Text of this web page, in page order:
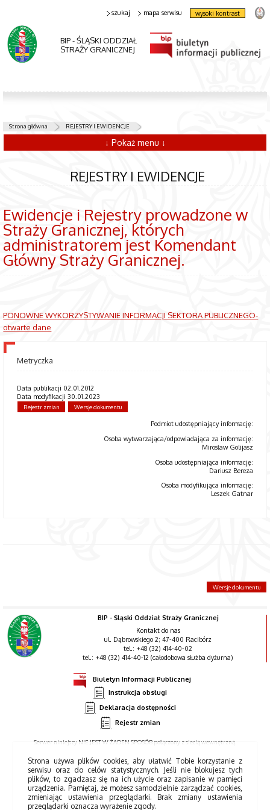
BIP - ŚLĄSKI ODDZIAŁ
STRAŻY GRANICZNEJ
szukaj mapa serwisu wysoki kontrast
Strona główna REJESTRY I EWIDENCJE
↓ Pokaż menu ↓
REJESTRY I EWIDENCJE
Ewidencje i Rejestry prowadzone w
Straży Granicznej, których
administratorem jest Komendant
Główny Straży Granicznej.
PONOWNE WYKORZYSTYWANIE INFORMACJI SEKTORA PUBLICZNEGO-
otwarte dane
Metryczka
Data publikacji 02.01.2012
Data modyfikacji 30.01.2023
Rejestr zmian Wersje dokumentu
Podmiot udostępniający informację:
Osoba wytwarzająca/odpowiadająca za informację:
Mirosław Golijasz
Osoba udostępniająca informację:
Dariusz Bereza
Osoba modyfikująca informację:
Leszek Gatnar
Wersje dokumentu
BIP - Śląski Oddział Straży Granicznej
Kontakt do nas
ul. Dąbrowskiego 2; 47-400 Racibórz
tel.: +48 (32) 414-40-02
tel.: +48 (32) 414-40-12 (całodobowa służba dyżurna)
Biuletyn Informacji Publicznej
Instrukcja obsługi
Deklaracja dostępności
Rejestr zmian
Serwer niniejszy NIE JEST W ŻADEN SPOSÓB połączony z siecią wewnętrzną.
Strona używa plików cookies, aby ułatwić Tobie korzystanie z
serwisu oraz do celów statystycznych. Jeśli nie blokujesz tych
plików, to zgadzasz się na ich użycie oraz zapisanie w pamięci
urządzenia. Pamiętaj, że możesz samodzielnie zarządzać cookies,
zmieniając ustawienia przeglądarki. Brak zmiany ustawienia
przeglądarki oznacza wyrażenie zgody.